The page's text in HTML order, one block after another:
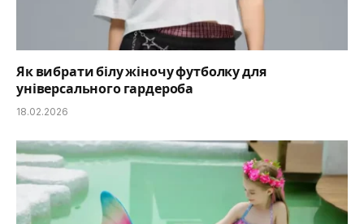
Як вибрати білу жіночу футболку для
універсального гардероба
18.02.2026